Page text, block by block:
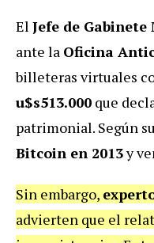
El Jefe de
ante la Oficina
billeteras virtuales
u$s513.000 que
patrimonial. Según
Bitcoin en 2013y
Sin embargo,
advierten que el